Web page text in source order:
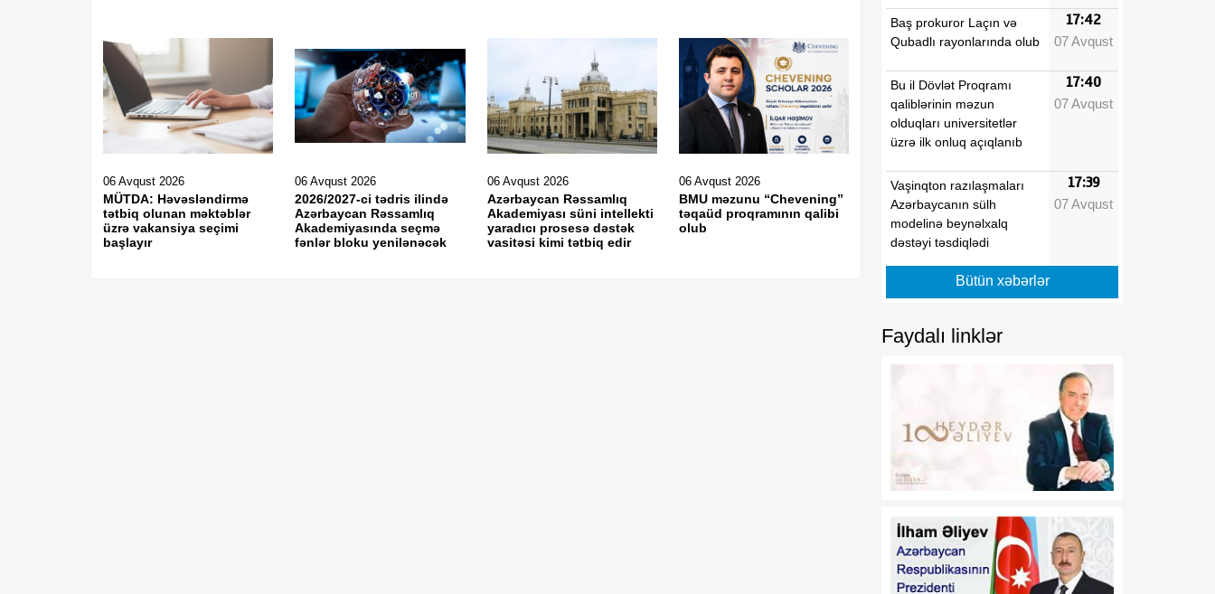
06 Avqust 2026
MÜTDA: Həvəsləndirmə
tətbiq olunan məktəblər
üzrə vakansiya seçimi
başlayır
06 Avqust 2026
2026/2027-ci tədris ilində
Azərbaycan Rəssamlıq
Akademiyasında seçmə
fənlər bloku yenilənəcək
06 Avqust 2026
Azərbaycan Rəssamlıq
Akademiyası süni intellekti
yaradıcı prosesə dəstək
vasitəsi kimi tətbiq edir
06 Avqust 2026
BMU məzunu “Chevening”
təqaüd proqramının qalibi
olub
Baş prokuror Laçın və
Qubadlı rayonlarında olub
17:42
07 Avqust
Bu il Dövlət Proqramı
qaliblərinin məzun
olduqları universitetlər
üzrə ilk onluq açıqlanıb
17:40
07 Avqust
Vaşinqton razılaşmaları
Azərbaycanın sülh
modelinə beynəlxalq
dəstəyi təsdiqlədi
17:39
07 Avqust
Hərbi qulluqçular məharət
olunublar
Zəngəzur dəhlizi: Birillik
Vaşinqton diplomatiyasının
17:32
07 Avqust
xətti Azərbaycanı
Avrasiyanın rəqəmsal
körpüsünə çevirir
07 Avqust
Bütün xəbərlər
Faydalı linklər